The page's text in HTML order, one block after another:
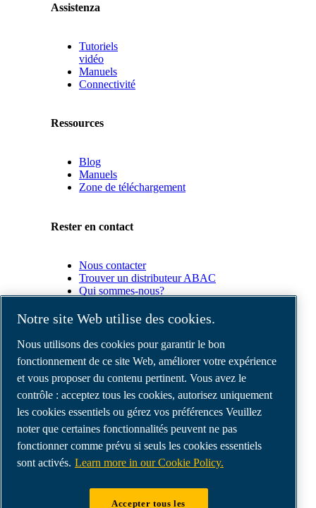
Assistenza
Tutoriels
vidéo
Manuels
Connectivité
Ressources
Blog
Manuels
Zone de téléchargement
Rester en contact
Nous contacter
Trouver un distributeur ABAC
Qui sommes-nous?
Partenaires
Espace
Partenaires
commerciaux
E-
Connect
2.0
Portal
Notre site Web utilise des cookies.
Nous utilisons des cookies pour garantir le bon
fonctionnement de ce site Web, améliorer votre expérience
et vous proposer du contenu pertinent. Vous avez le
contrôle : acceptez tous les cookies, autorisez uniquement
les cookies essentiels ou gérez vos préférences Veuillez
noter que certaines fonctionnalités peuvent ne pas
fonctionner comme prévu si seuls les cookies essentiels
sont activés. Learn more in our Cookie Policy.
Accepter tous les